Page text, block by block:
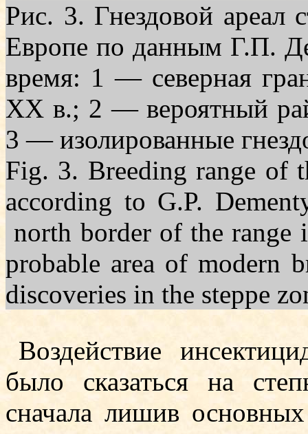
Рис. 3. Гнездовой ареал
Ев­ропе по данным Г.П.
время: 1 — северная
XX в.; 2 — вероятный
3 — изолированные
Fig. 3. Breeding range of
according to G.P.
north border of the
probable area of modern
discoveries in the steppe
Воздействие
было сказаться на
сначала лишив